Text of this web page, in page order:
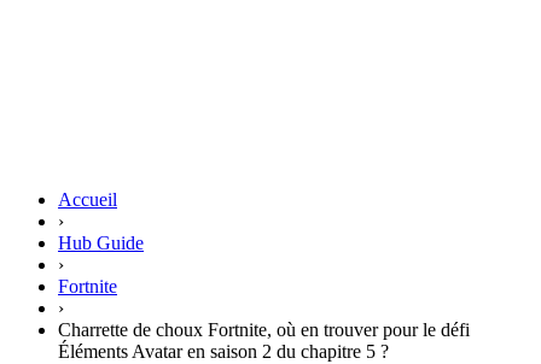
Accueil
›
Hub Guide
›
Fortnite
›
Charrette de choux Fortnite, où en trouver pour le défi
Éléments Avatar en saison 2 du chapitre 5 ?